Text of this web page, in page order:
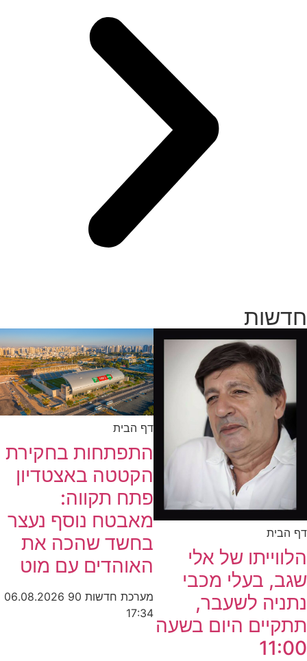
חדשות
דף הבית
הלווייתו של אלי
שגב, בעלי מכבי
נתניה לשעבר,
תתקיים היום בשעה
11:00
דף הבית
התפתחות בחקירת
הקטטה באצטדיון
פתח תקווה:
מאבטח נוסף נעצר
בחשד שהכה את
האוהדים עם מוט
מערכת חדשות 90
06.08.2026
17:34